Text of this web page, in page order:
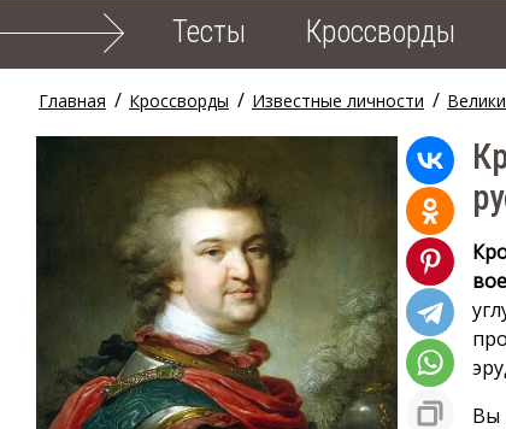
Тесты Кроссворды
Главная / Кроссворды / Известные личности /
Вы